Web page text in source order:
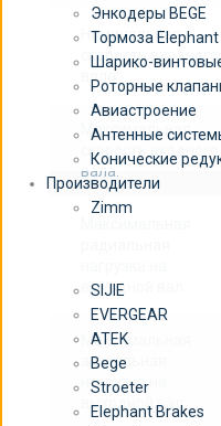
Энкодеры BEGE
Тормоза Elephant
Шарико-
Роторные
Авиастроение
Антенные
Конические
Производители
Zimm
SIJIE
EVERGEAR
ATEK
Bege
Stroeter
Elephant Brakes
Номинальная
скорость входного
вала:
Максимальная
скорость входного
вала:
выходной вал:
Максимальная
аксиальная
нагрузка на
выходной вал: